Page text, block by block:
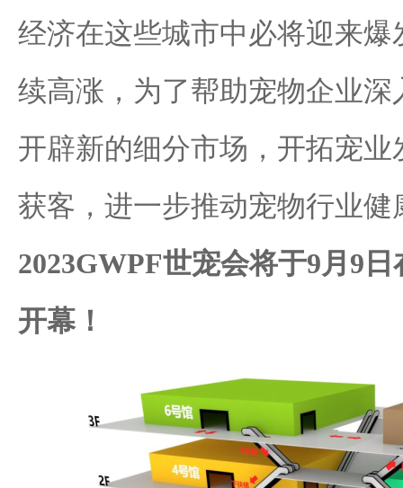
经济在这些城市中必将迎来
续高涨，为了帮助宠物企业
开辟新的细分市场，开拓宠
获客，进一步推动宠物行业
2023GWPF世宠会将于9月9
开幕！